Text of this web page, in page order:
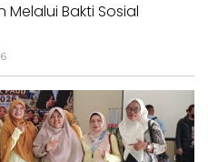
Bakti Sosial